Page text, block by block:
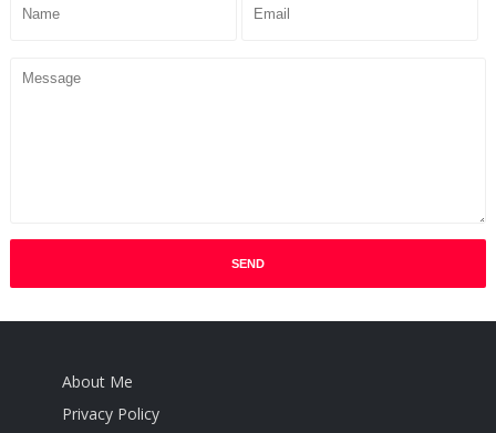
About Me
Privacy Policy